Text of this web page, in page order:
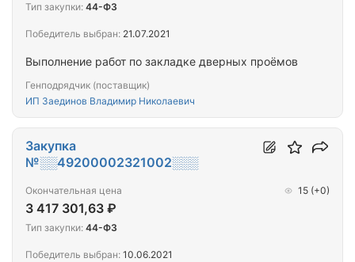
Выполнение работ по закладке дверных проёмов
Генподрядчик (поставщик)
ИП Заединов Владимир Николаевич
Тип закупки: 44-ФЗ
Победитель выбран: 21.07.2021
Закупка
№░░49200002321002░░░
Окончательная цена
3 417 301,63 ₽
15 (+0)
Тип закупки: 44-ФЗ
Победитель выбран: 10.06.2021